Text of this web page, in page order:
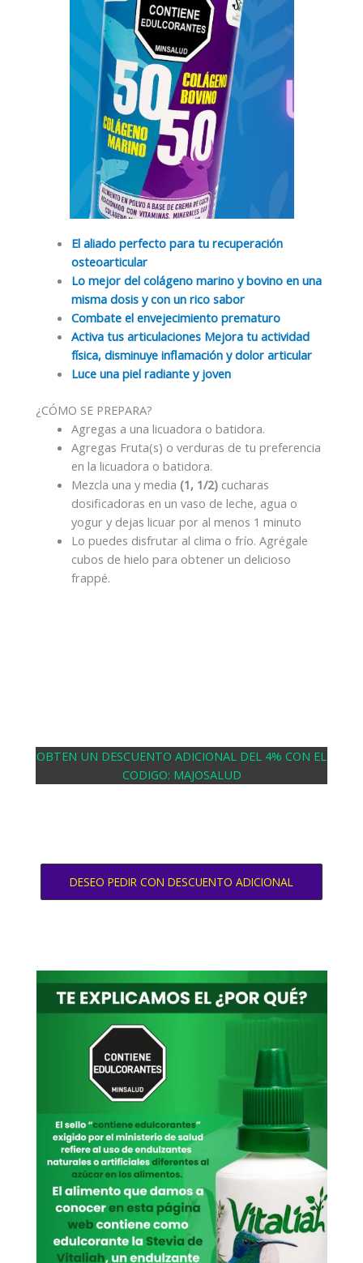
El aliado perfecto para tu recuperación
osteoarticular
Lo mejor del colágeno marino y bovino en una
misma dosis y con un rico sabor
Combate el envejecimiento prematuro
Activa tus articulaciones Mejora tu actividad
física, disminuye inflamación y dolor articular
Luce una piel radiante y joven
¿CÓMO SE PREPARA?
Agregas a una licuadora o batidora.
Agregas Fruta(s) o verduras de tu preferencia
en la licuadora o batidora.
Mezcla una y media (1, 1/2) cucharas
dosificadoras en un vaso de leche, agua o
yogur y dejas licuar por al menos 1 minuto
Lo puedes disfrutar al clima o frío. Agrégale
cubos de hielo para obtener un delicioso
frappé.
OBTEN UN DESCUENTO ADICIONAL DEL 4% CON EL
CODIGO: MAJOSALUD
DESEO PEDIR CON DESCUENTO ADICIONAL